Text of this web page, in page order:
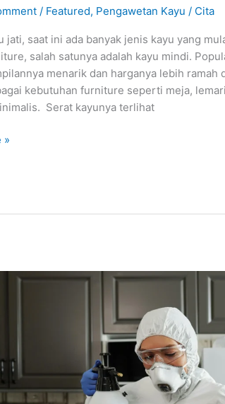
/ Featured, Pengawetan Kayu / Cita
jati, saat ini ada banyak jenis kayu yang
salah satunya adalah kayu mindi.
menarik dan harganya lebih
kebutuhan furniture seperti meja,
Serat kayunya terlihat
»